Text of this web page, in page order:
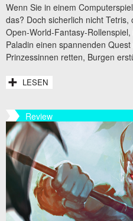
Wenn Sie in einem
das? Doch sicherlich nicht
Open-World-Fantasy-
Paladin einen spannenden
Prinzessinnen retten, Burgen
LESEN
Review